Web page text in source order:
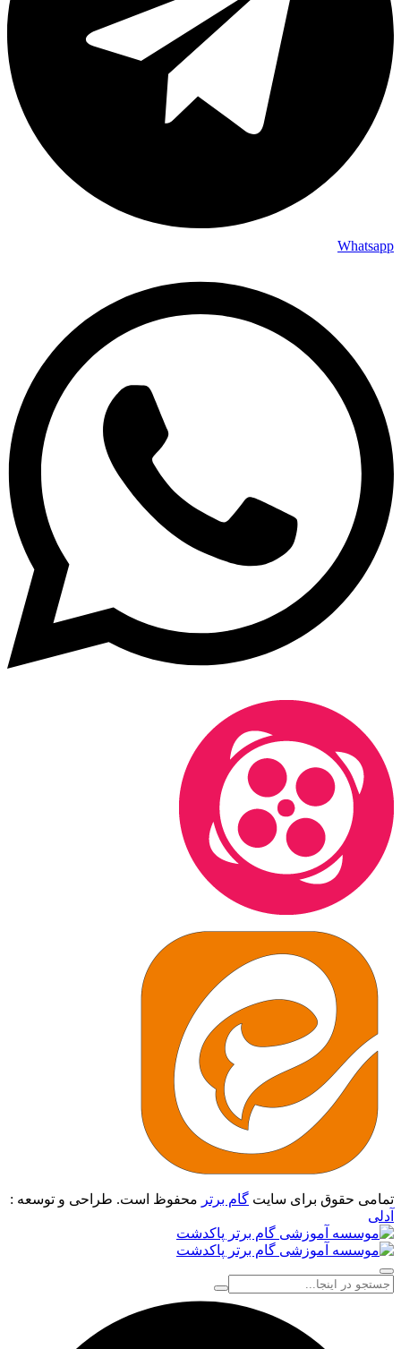
Whatsapp
تمامی حقوق برای سایت گام برتر محفوظ است. طراحی و توسعه :
آدلی